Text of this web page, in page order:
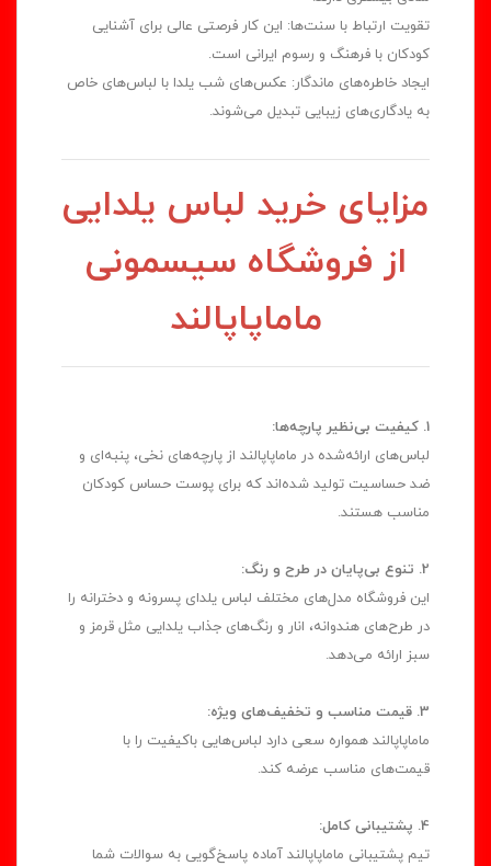
تقویت ارتباط با سنت‌ها: این کار فرصتی عالی برای آشنایی
کودکان با فرهنگ و رسوم ایرانی است.
ایجاد خاطره‌های ماندگار: عکس‌های شب یلدا با لباس‌های خاص
به یادگاری‌های زیبایی تبدیل می‌شوند.
مزایای خرید لباس یلدایی
از فروشگاه سیسمونی
ماماپاپالند
1. کیفیت بی‌نظیر پارچه‌ها:
لباس‌های ارائه‌شده در ماماپاپالند از پارچه‌های نخی، پنبه‌ای و
ضد حساسیت تولید شده‌اند که برای پوست حساس کودکان
مناسب هستند.
2. تنوع بی‌پایان در طرح و رنگ:
این فروشگاه مدل‌های مختلف لباس یلدای پسرونه و دخترانه را
در طرح‌های هندوانه، انار و رنگ‌های جذاب یلدایی مثل قرمز و
سبز ارائه می‌دهد.
3. قیمت مناسب و تخفیف‌های ویژه:
ماماپاپالند همواره سعی دارد لباس‌هایی باکیفیت را با
قیمت‌های مناسب عرضه کند.
4. پشتیبانی کامل:
تیم پشتیبانی ماماپاپالند آماده پاسخ‌گویی به سوالات شما